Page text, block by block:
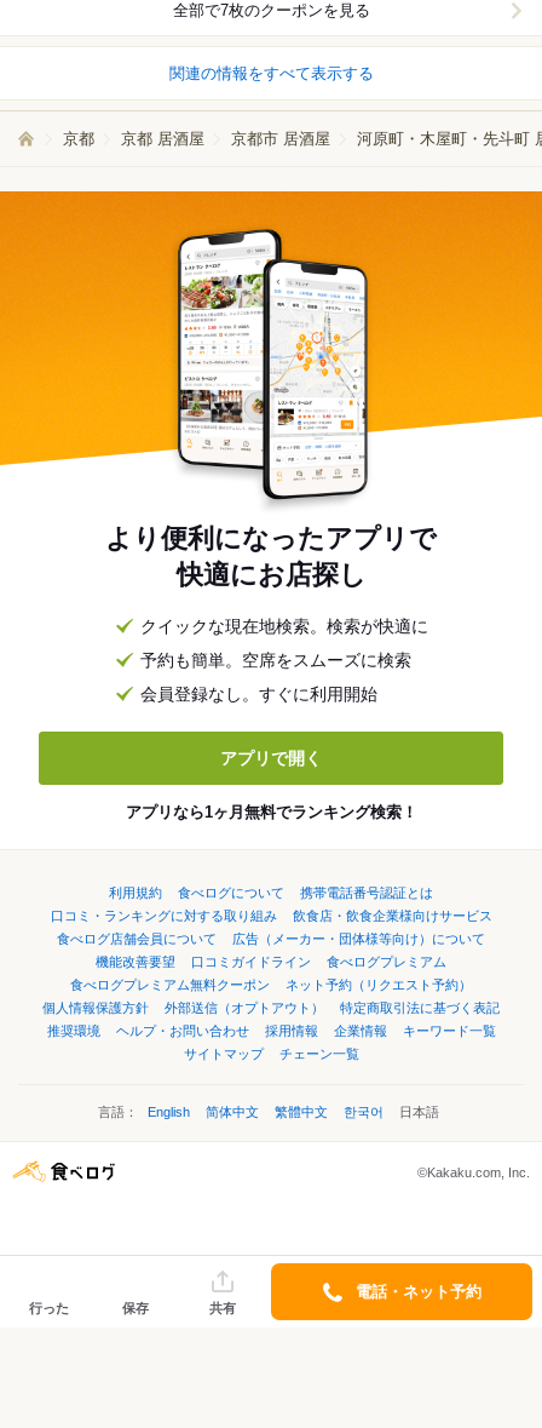
全部で7枚のクーポンを見る
関連の情報をすべて表示する
京都 京都 居酒屋 京都市 居酒屋 河原町・木屋町・先斗町
より便利になったアプリで
快適にお店探し
クイックな現在地検索。検索が快適に
予約も簡単。空席をスムーズに検索
会員登録なし。すぐに利用開始
アプリで開く
アプリなら1ヶ月無料でランキング検索！
利用規約 食べログについて
携帯電話番号認証とは
口コミ・ランキングに対する取り組み
飲食店・飲食企業様向けサービス
食べログ店舗会員について
広告（メーカー・団体様等向け）について
機能改善要望
口コミガイドライン
食べログプレミアム
食べログプレミアム無料クーポン
ネット予約（リクエスト予約）
個人情報保護方針
外部送信（オプトアウト）
特定商取引法に基づく表記
推奨環境
ヘルプ・お問い合わせ 採用情報 企業情報
キーワード一覧
サイトマップ
チェーン一覧
言語： English 简体中文 繁體中文 한국어 日本語
©Kakaku.com, Inc.
行った 保存 共有
電話・ネット予約